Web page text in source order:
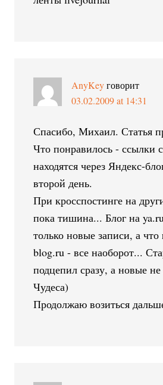
AnyKey говорит
03.02.2009 at 14:31
Спасибо, Михаил. Статья
Что понравилось -
находятся через Яндекс-
второй день.
При кросспостинге на
пока тишина... Блог на
только новые записи, а что
blog.ru - все наоборот...
подцепил сразу, а новые
Чудеса)
Продолжаю возиться